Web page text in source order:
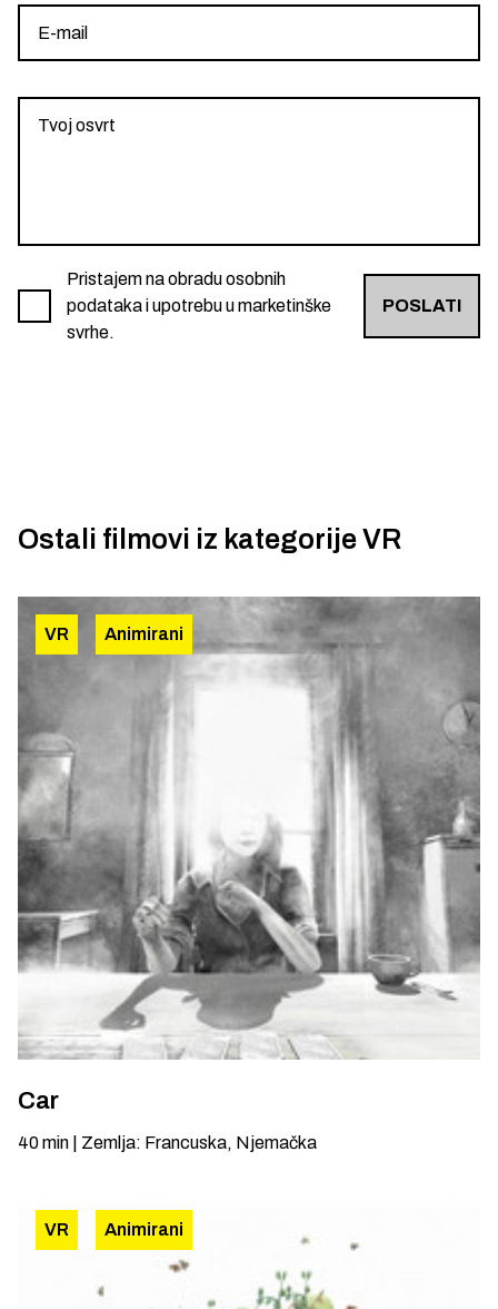
Pristajem na obradu osobnih
podataka i upotrebu u marketinške
svrhe.
POSLATI
Ostali filmovi iz kategorijeVR
VR Animirani
Car
40min Zemlja: Francuska, Njemačka
VR Animirani